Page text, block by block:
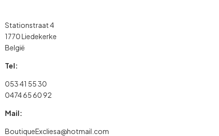
Stationstraat 4
1770 Liedekerke
België
Tel:
053 41 55 30
0474 65 60 92
Mail:
BoutiqueExcliesa@hotmail.com